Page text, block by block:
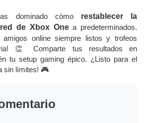
dominado cómo restablecer la
de Xbox Onea predeterminados.
amigos online siempre listos y trofeos
👏 Comparte tus resultados en
tu setup gaming épico. ¿Listo para el
sin límites! 🎮